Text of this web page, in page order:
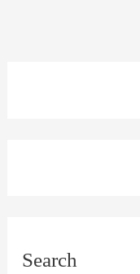
Search